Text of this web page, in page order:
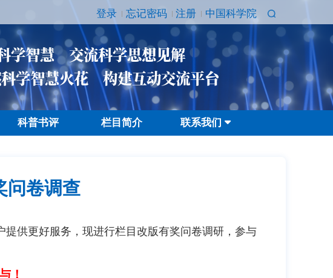
登录 忘记密码 注册 中国科学院
学智慧 交流科学思想见解
学智慧火花 构建互动交流平台
科普书评 栏目简介 联系我们
问卷调查
供更好服务，现进行栏目改版有奖问卷调研，参与
！